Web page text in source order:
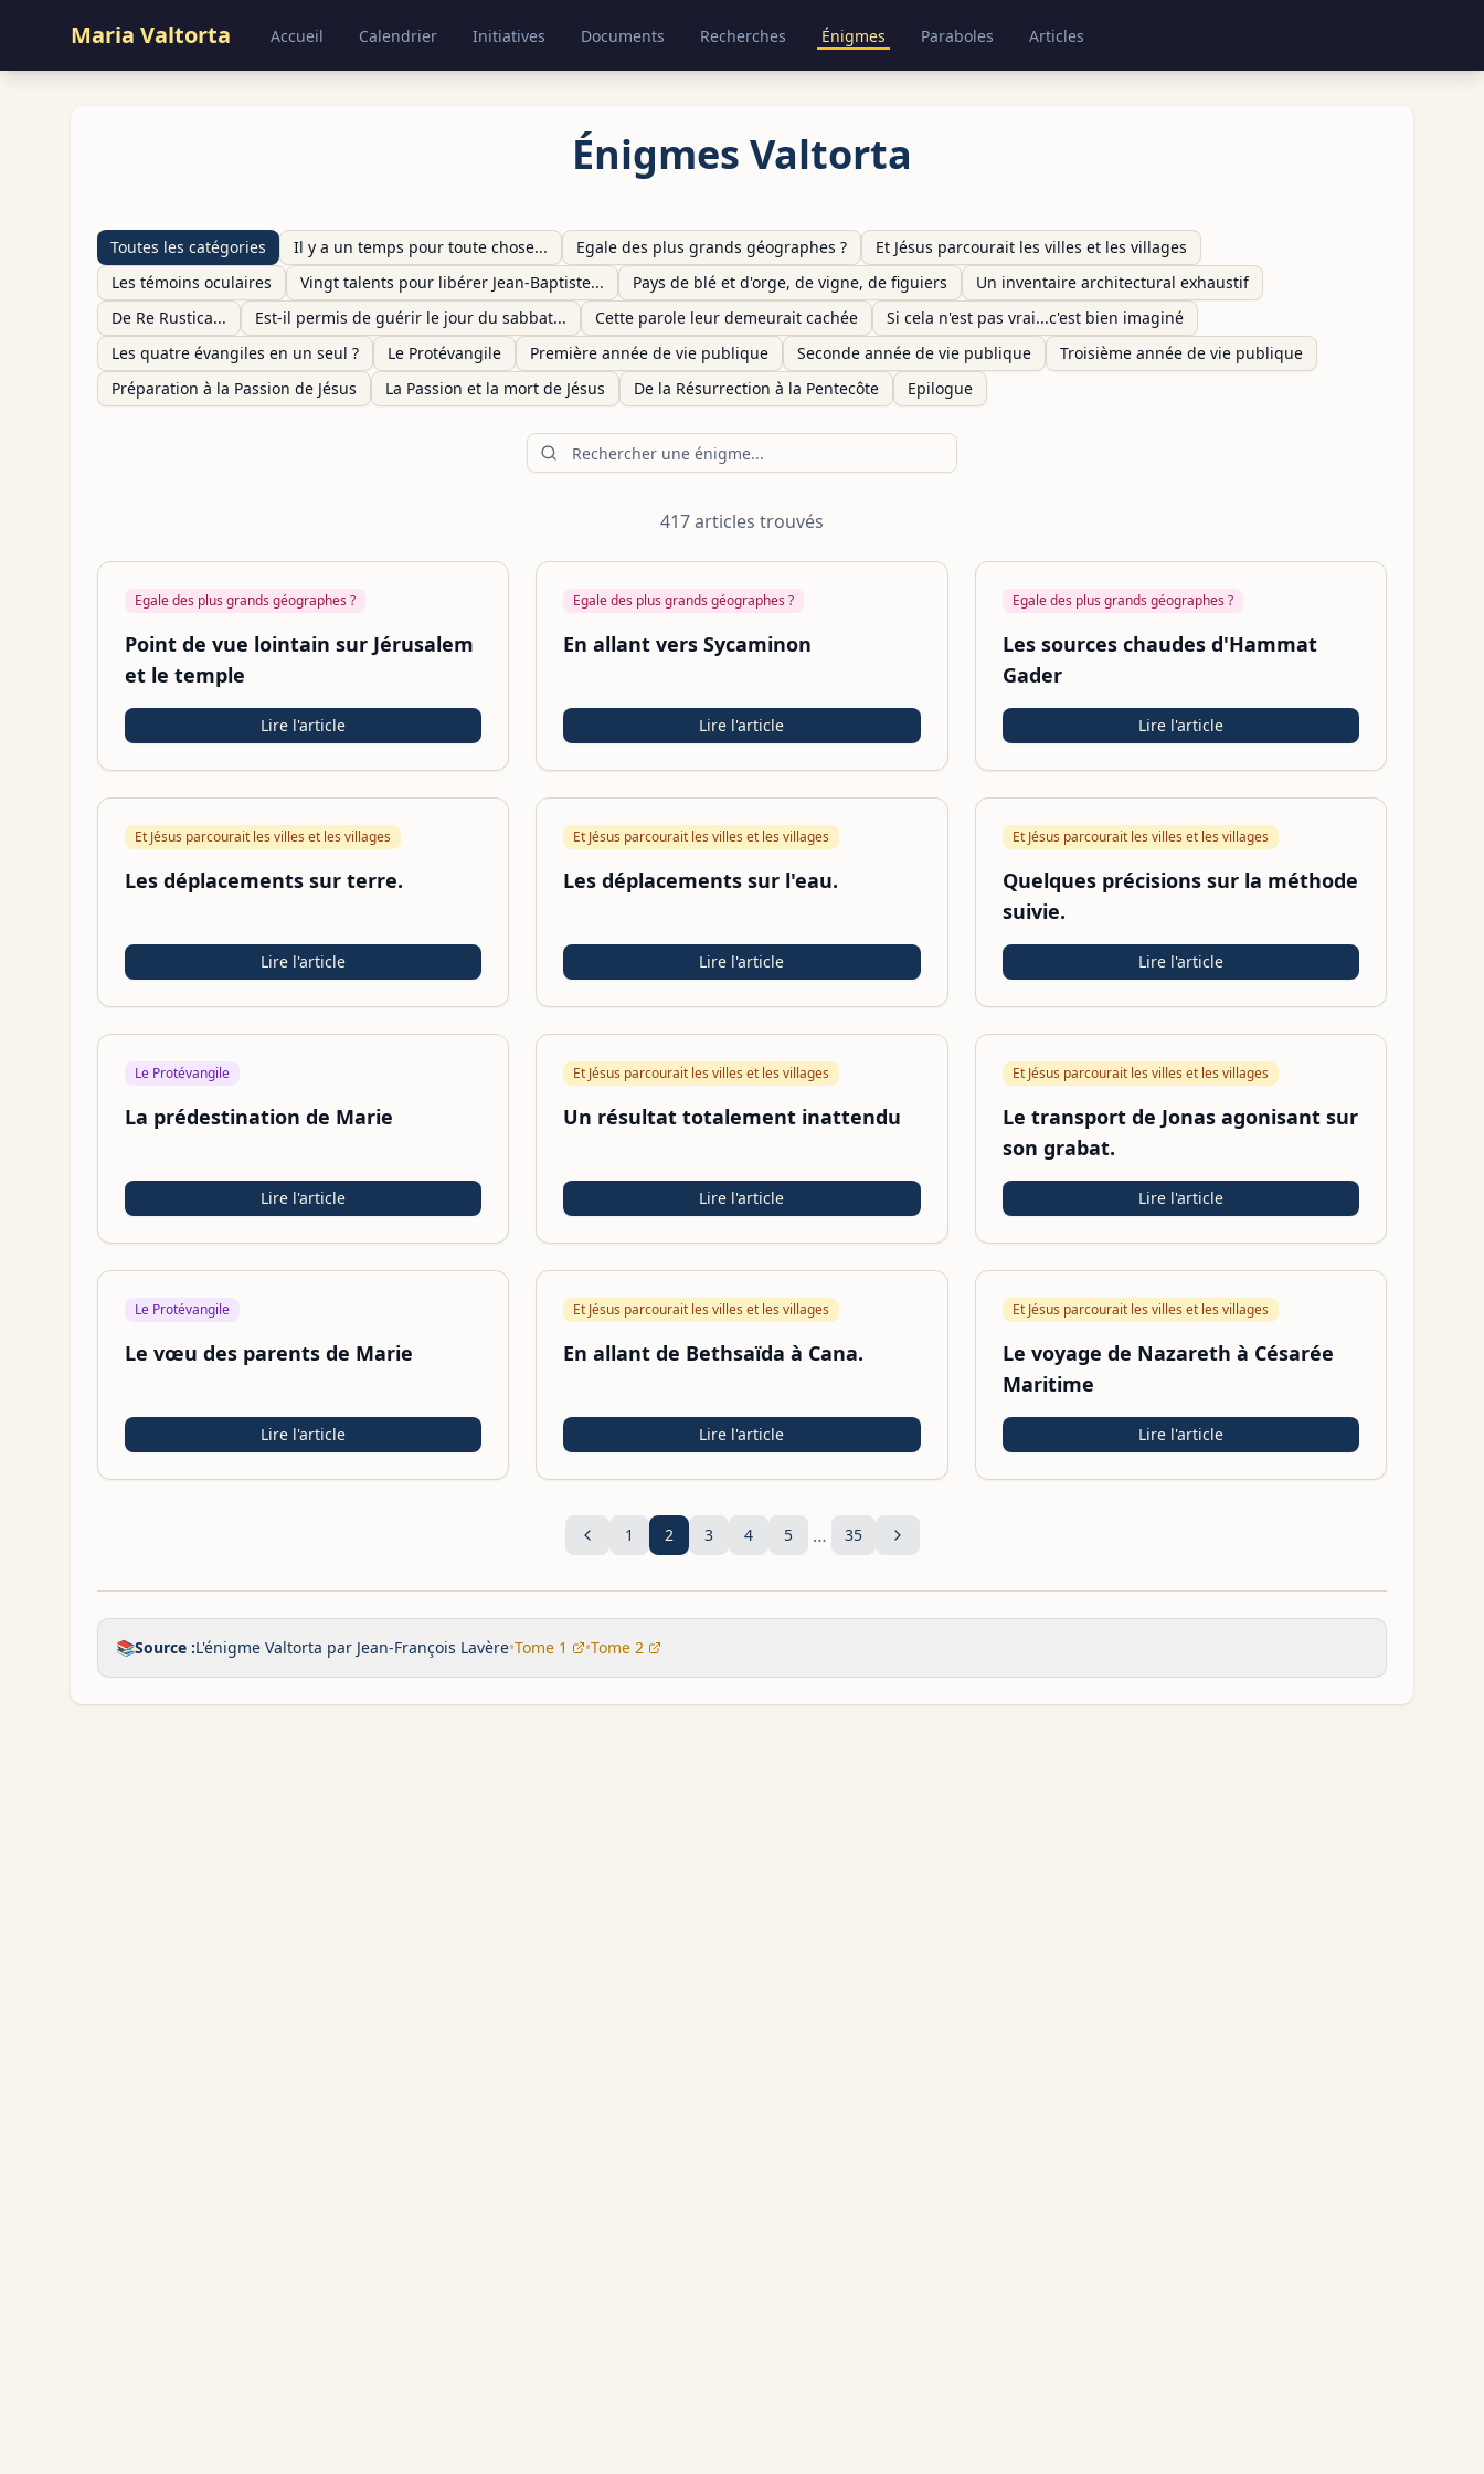
Maria Valtorta Accueil Calendrier Initiatives Documents Recherches Énigmes Paraboles Articles
Énigmes Valtorta
Toutes les catégories Il y a un temps pour toute chose... Egale des plus grands géographes ?
Et Jésus parcourait les villes et les villages
Les témoins oculaires
Vingt talents pour libérer Jean-Baptiste... Pays de blé et d'orge, de vigne, de figuiers
Un inventaire architectural exhaustif
De Re Rustica...
Est-il permis de guérir le jour du sabbat... Cette parole leur demeurait cachée
Si cela n'est pas vrai...c'est bien imaginé
Les quatre évangiles en un seul ?
Le Protévangile Première année de vie publique Seconde année de vie publique
Troisième année de vie publique
Préparation à la Passion de Jésus
La Passion et la mort de Jésus De la Résurrection à la Pentecôte Epilogue
417articles trouvés
Egale des plus grands géographes ?
Point de vue lointain sur Jérusalem
et le temple
Lire l'article
Egale des plus grands géographes ?
En allant vers Sycaminon
Lire l'article
Egale des plus grands géographes ?
Les sources chaudes d'Hammat
Gader
Lire l'article
Et Jésus parcourait les villes et les villages
Les déplacements sur terre.
Lire l'article
Et Jésus parcourait les villes et les villages
Les déplacements sur l'eau.
Lire l'article
Et Jésus parcourait les villes et les villages
Quelques précisions sur la méthode
suivie.
Lire l'article
Le Protévangile
La prédestination de Marie
Lire l'article
Et Jésus parcourait les villes et les villages
Un résultat totalement inattendu
Lire l'article
Et Jésus parcourait les villes et les villages
Le transport de Jonas agonisant sur
son grabat.
Lire l'article
Le Protévangile
Le vœu des parents de Marie
Lire l'article
Et Jésus parcourait les villes et les villages
En allant de Bethsaïda à Cana.
Lire l'article
Et Jésus parcourait les villes et les villages
Le voyage de Nazareth à Césarée
Maritime
Lire l'article
1 2 3 4 5 … 35
📚Source :L'énigme Valtorta par Jean-François Lavère•Tome 1 •Tome 2